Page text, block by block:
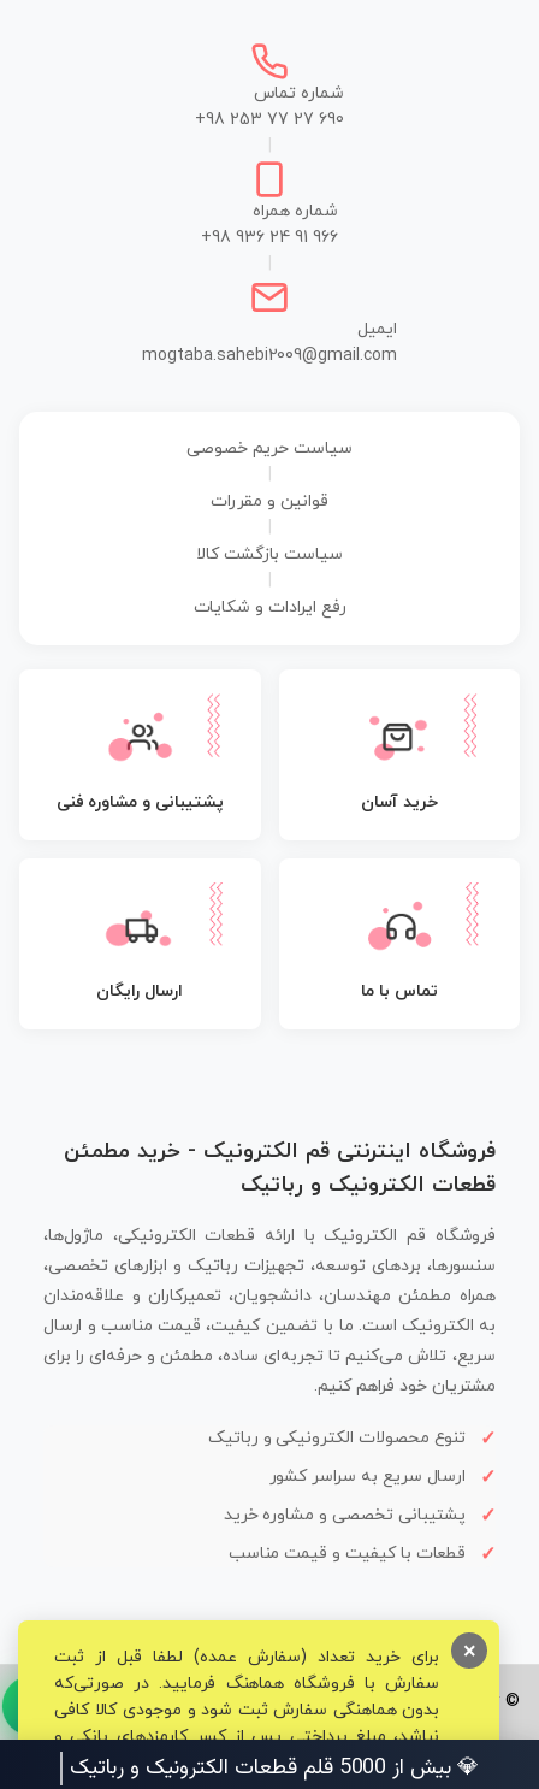
شماره تماس
+98 253 77 27 690
شماره همراه
+98 936 24 91 966
ایمیل
mogtaba.sahebi2009@gmail.com
سیاست حریم خصوصی
قوانین و مقررات
سیاست بازگشت کالا
رفع ایرادات و شکایات
خرید آسان پشتیبانی و مشاوره فنی
تماس با ما ارسال رایگان
فروشگاه اینترنتی قم الکترونیک - خرید مطمئن
قطعات الکترونیک و رباتیک
فروشگاه قم الکترونیک با ارائه قطعات الکترونیکی، ماژول‌ها،
سنسورها، بردهای توسعه، تجهیزات رباتیک و ابزارهای تخصصی،
همراه مطمئن مهندسان، دانشجویان، تعمیرکاران و علاقه‌مندان
به الکترونیک است. ما با تضمین کیفیت، قیمت مناسب و ارسال
سریع، تلاش می‌کنیم تا تجربه‌ای ساده، مطمئن و حرفه‌ای را برای
مشتریان خود فراهم کنیم.
تنوع محصولات الکترونیکی و رباتیک
ارسال سریع به سراسر کشور
پشتیبانی تخصصی و مشاوره خرید
قطعات با کیفیت و قیمت مناسب
© تمامی حقوق برای فروشگاه تخصصی قم الکترونیک محفوظ می‌باشد.
برای خرید تعداد (سفارش عمده) لطفا قبل از ثبت
سفارش با فروشگاه هماهنگ فرمایید. در صورتی‌که
بدون هماهنگی سفارش ثبت شود و موجودی کالا کافی
نباشد، مبلغ پرداختی پس از کسر کارمزدهای بانکی و
مالیاتی به حساب شما بازگشت داده خواهد شد.
×
💎 بیش از 5000 قلم قطعات الکترونیک